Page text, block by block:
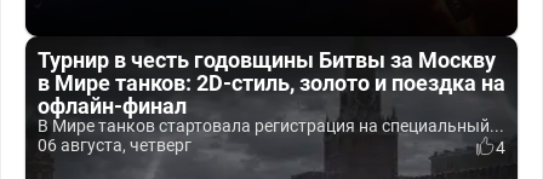
Турнир в честь годовщины Битвы за Москву
в Мире танков: 2D-стиль, золото и поездка на
офлайн-финал
В Мире танков стартовала регистрация на специальный...
06 августа, четверг
4